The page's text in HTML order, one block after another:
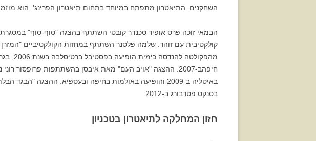
השחקנים. התיאטרון מתפתח במיוחד בתחום תיאטרון הפרינג'. הוא
קולקטיבית עם זוהר. שלמה פלסנר השתתף במחזות הקולקטיביים
חיפהב-2007. ההצגה "אויב העם" מאת איבסן בהשתתפות
באיטליה ב-2009 והופיעה באולמות בחיפה ובעספיא.‏
בסנקט פטרבורג ב-2012.
חזון המחלקה לתיאטרון בטכניון